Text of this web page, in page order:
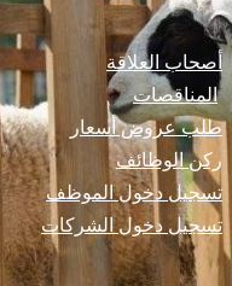
أصحاب العلاقة
المناقصات
طلب عروض أسعار
ركن الوظائف
تسجيل دخول الموظف
تسجيل دخول الشركات